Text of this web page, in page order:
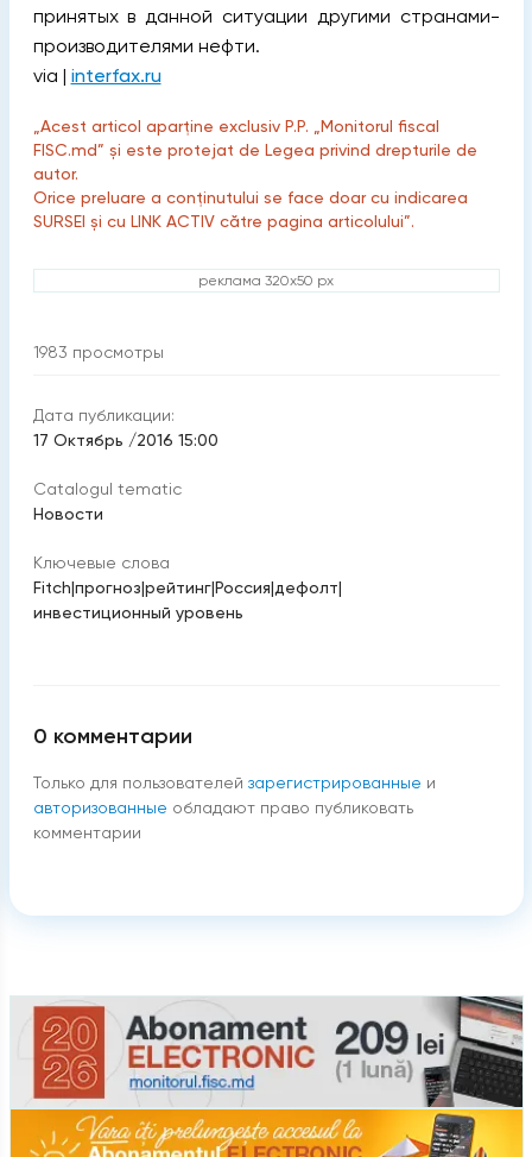
принятых в данной ситуации другими странами-
производителями нефти.
via | interfax.ru
„Acest articol aparține exclusiv P.P. „Monitorul fiscal
FISC.md” și este protejat de Legea privind drepturile de
autor.
Orice preluare a conținutului se face doar cu indicarea
SURSEI și cu LINK ACTIV către pagina articolului”.
реклама 320x50 px
1983 просмотры
Дата публикации:
17 Октябрь /2016 15:00
Catalogul tematic
Новости
Ключевые слова
Fitch|прогноз|рейтинг|Россия|дефолт|
инвестиционный уровень
0 комментарии
Только для пользователей зарегистрированные и
авторизованные обладают право публиковать
комментарии